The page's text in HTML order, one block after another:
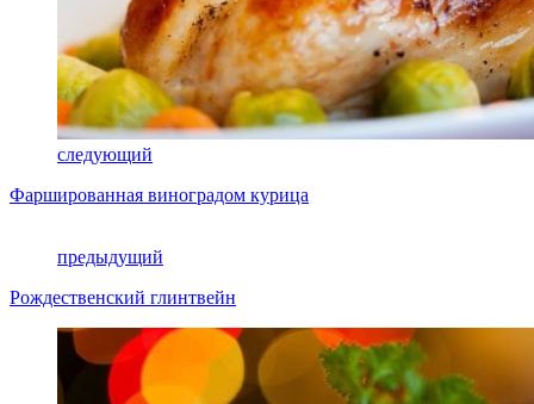
следующий
Фаршированная виноградом курица
предыдущий
Рождественский глинтвейн